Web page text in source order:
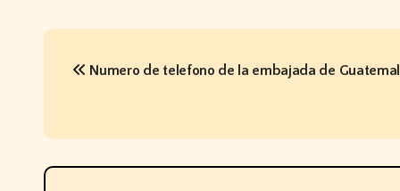
P
t
Numero de telefono de la embajada de